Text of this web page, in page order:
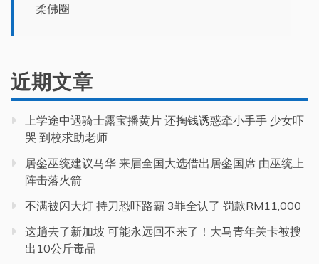
柔佛圈
近期文章
上学途中遇骑士露宝播黄片 还掏钱诱惑牵小手手 少女吓
哭 到校求助老师
居銮巫统建议马华 来届全国大选借出居銮国席 由巫统上
阵击落火箭
不满被闪大灯 持刀恐吓路霸 3罪全认了 罚款RM11,000
这趟去了新加坡 可能永远回不来了！大马青年关卡被搜
出10公斤毒品